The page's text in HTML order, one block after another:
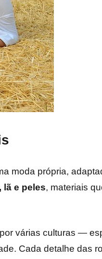
moda própria,
lã e peles, materiais
várias culturas —
Cada detalhe das